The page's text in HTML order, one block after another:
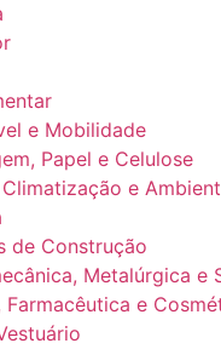
e Mobilidade
Papel e Celulose
Climatização e
de Construção
Metalúrgica e
Farmacêutica e